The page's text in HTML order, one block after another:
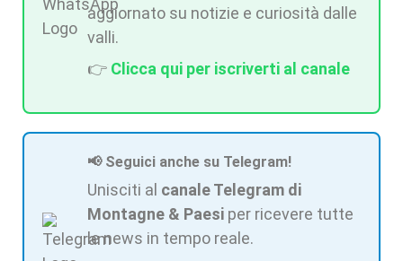
aggiornato su notizie e curiosità dalle
valli.
👉 Clicca qui per iscriverti al canale
📢 Seguici anche su Telegram!
Unisciti al canale Telegram di
Montagne & Paesi per ricevere tutte
le news in tempo reale.